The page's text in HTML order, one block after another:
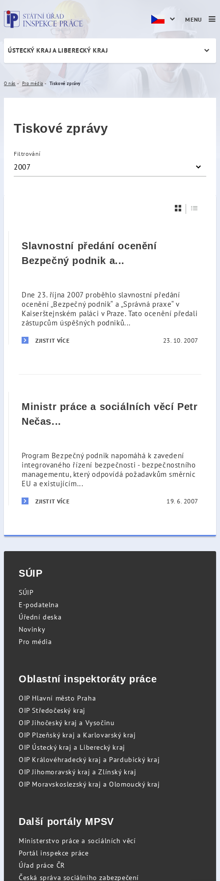
Tiskové zprávy
ÚSTECKÝ KRAJ A LIBERECKÝ KRAJ
O nás Pro média Tiskové zprávy
Tiskové zprávy
Filtrování
2007
Slavnostní předání ocenění
Bezpečný podnik a...
Dne 23. října 2007 proběhlo slavnostní předání
ocenění „Bezpečný podnik“ a „Správná praxe“ v
Kaiserštejnském paláci v Praze. Tato ocenění předali
zástupcům úspěšných podniků...
ZJISTIT VÍCE 23. 10. 2007
Ministr práce a sociálních věcí Petr
Nečas...
Program Bezpečný podnik napomáhá k zavedení
integrovaného řízení bezpečnosti - bezpečnostního
managementu, který odpovídá požadavkům směrnic
EU a existujícím...
ZJISTIT VÍCE 19. 6. 2007
MENU
SÚIP
SÚIP
E-podatelna
Úřední deska
Novinky
Pro média
Oblastní inspektoráty práce
OIP Hlavní město Praha
OIP Středočeský kraj
OIP Jihočeský kraj a Vysočinu
OIP Plzeňský kraj a Karlovarský kraj
OIP Ústecký kraj a Liberecký kraj
OIP Královéhradecký kraj a Pardubický kraj
OIP Jihomoravský kraj a Zlínský kraj
OIP Moravskoslezský kraj a Olomoucký kraj
Další portály MPSV
Ministerstvo práce a sociálních věcí
Portál inspekce práce
Úřad práce ČR
Česká správa sociálního zabezpečení